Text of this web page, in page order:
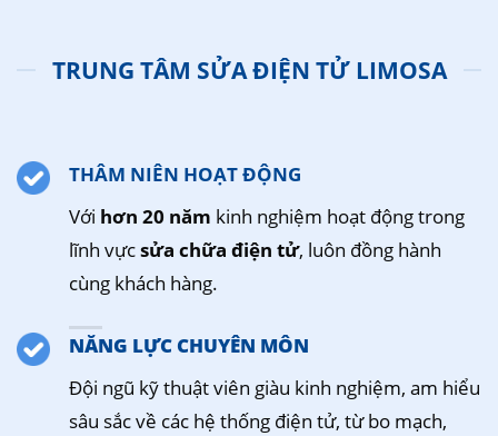
TRUNG TÂM SỬA ĐIỆN TỬ LIMOSA
THÂM NIÊN HOẠT ĐỘNG
Với hơn 20 năm kinh nghiệm hoạt động trong
lĩnh vựcsửa chữa điện tử, luôn đồng hành
cùng khách hàng.
NĂNG LỰC CHUYÊN MÔN
Đội ngũ kỹ thuật viên giàu kinh nghiệm, am hiểu
sâu sắc về các hệ thống điện tử, từ bo mạch,